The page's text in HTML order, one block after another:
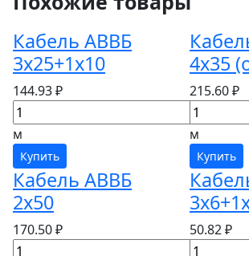
Кабель АВВБ
3х25+1х10
144.93 ₽
м
Купить
4х35
215.60 ₽
м
Купить
Кабель АВВБ
2х50
170.50 ₽ 50.82 ₽